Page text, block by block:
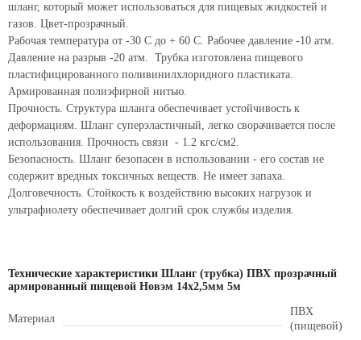
шланг, который может использоваться для пищевых жидкостей и
газов. Цвет-прозрачный.
Рабочая температура от -30 С до + 60 С. Рабочее давление -10 атм.
Давление на разрыв -20 атм. Трубка изготовлена пищевого
пластифицированного поливинилхлоридного пластиката.
Армированная полиэфирной нитью.
Прочность. Структура шланга обеспечивает устойчивость к
деформациям. Шланг суперэластичный, легко сворачивается после
использования. Прочность связи - 1.2 кгс/см2.
Безопасность. Шланг безопасен в использовании - его состав не
содержит вредных токсичных веществ. Не имеет запаха.
Долговечность. Стойкость к воздействию высоких нагрузок и
ультрафиолету обеспечивает долгий срок службы изделия.
Технические характеристики Шланг (трубка) ПВХ прозрачный
армированный пищевой Новэм 14х2,5мм 5м
Материал
ПВХ
(пищевой)